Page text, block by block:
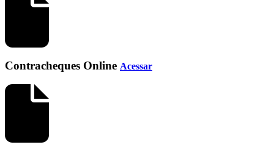
Contracheques Online Acessar